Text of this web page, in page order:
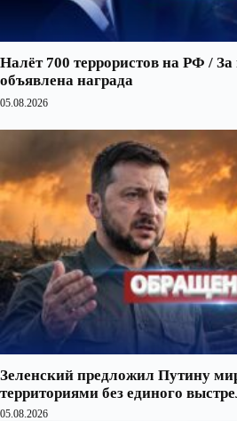
Налёт 700 террористов на РФ /
объявлена награда
05.08.2026
Зеленский предложил Путину
территориями без единого
05.08.2026